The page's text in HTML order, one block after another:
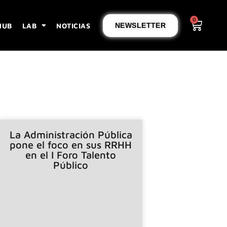
LAB NOTICIAS NEWSLETTER
0
La Administración Pública
pone el foco en sus RRHH
en el I Foro Talento
Público